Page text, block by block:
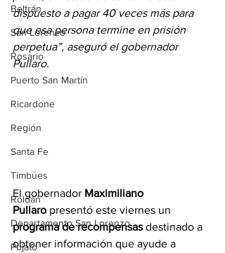
Beltrán
San Lorenzo
Rosario
Puerto San Martín
Ricardone
Región
Santa Fe
Timbúes
Roldán
Departamento San Lorenzo
Pujato
dispuesto a pagar 40 veces más para
que esa persona termine en prisión
perpetua”, aseguró el gobernador
Pullaro.
El gobernador Maximiliano
Pullaro presentó este viernes un
programa de recompensas destinado a
obtener información que ayude a